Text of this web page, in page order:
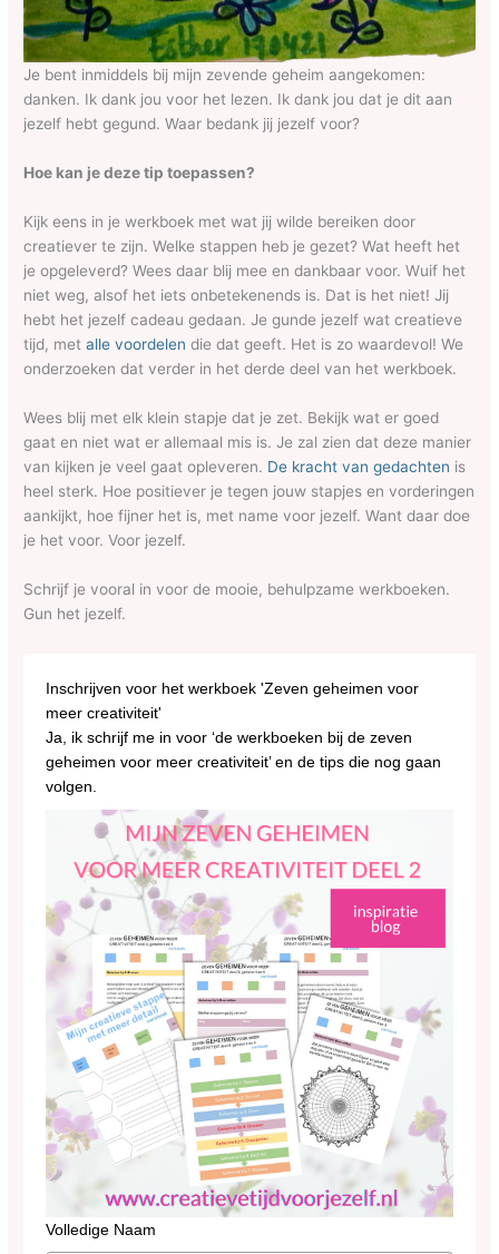
Je bent inmiddels bij mijn zevende geheim aangekomen:
danken. Ik dank jou voor het lezen. Ik dank jou dat je dit aan
jezelf hebt gegund. Waar bedank jij jezelf voor?
Hoe kan je deze tip toepassen?
Kijk eens in je werkboek met wat jij wilde bereiken door
creatiever te zijn. Welke stappen heb je gezet? Wat heeft het
je opgeleverd? Wees daar blij mee en dankbaar voor. Wuif het
niet weg, alsof het iets onbetekenends is. Dat is het niet! Jij
hebt het jezelf cadeau gedaan. Je gunde jezelf wat creatieve
tijd, metalle voordelen die dat geeft. Het is zo waardevol! We
onderzoeken dat verder in het derde deel van het werkboek.
Wees blij met elk klein stapje dat je zet. Bekijk wat er goed
gaat en niet wat er allemaal mis is. Je zal zien dat deze manier
van kijken je veel gaat opleveren. De kracht van gedachten is
heel sterk. Hoe positiever je tegen jouw stapjes en vorderingen
aankijkt, hoe fijner het is, met name voor jezelf. Want daar doe
je het voor. Voor jezelf.
Schrijf je vooral in voor de mooie, behulpzame werkboeken.
Gun het jezelf.
Inschrijven voor het werkboek 'Zeven geheimen voor
meer creativiteit'
Ja, ik schrijf me in voor ‘de werkboeken bij de zeven
geheimen voor meer creativiteit’ en de tips die nog gaan
volgen.
Volledige Naam